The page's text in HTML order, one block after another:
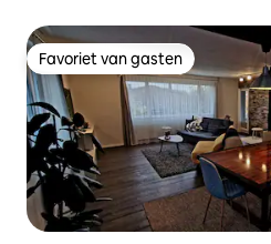
Favoriet van gasten
Favoriet van gasten